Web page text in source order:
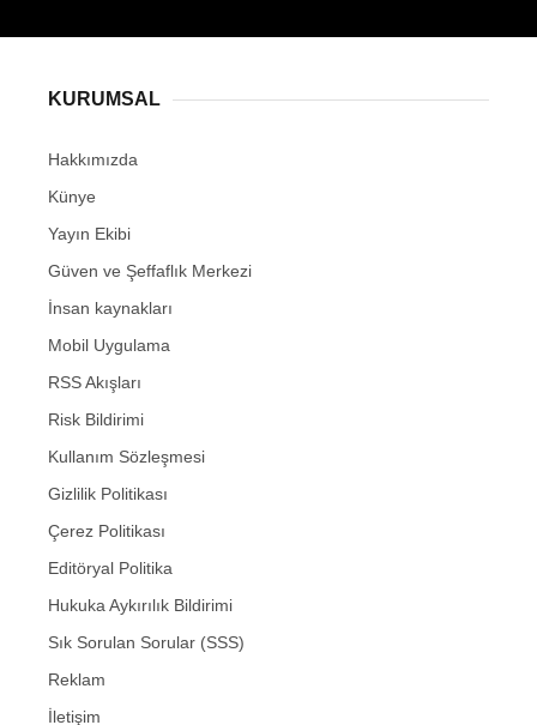
KURUMSAL
Hakkımızda
Künye
Yayın Ekibi
Güven ve Şeffaflık Merkezi
İnsan kaynakları
Mobil Uygulama
RSS Akışları
Risk Bildirimi
Kullanım Sözleşmesi
Gizlilik Politikası
Çerez Politikası
Editöryal Politika
Hukuka Aykırılık Bildirimi
Sık Sorulan Sorular (SSS)
Reklam
İletişim